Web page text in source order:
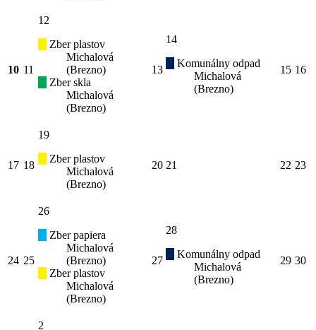
10 11
12
Zber plastov
Michalová
(Brezno)
Zber skla
Michalová
(Brezno)
13
14
Komunálny odpad
Michalová
(Brezno)
15 16
17 18
19
Zber plastov
Michalová
(Brezno)
20 21 22 23
24 25
26
Zber papiera
Michalová
(Brezno)
Zber plastov
Michalová
(Brezno)
27
28
Komunálny odpad
Michalová
(Brezno)
29 30
2